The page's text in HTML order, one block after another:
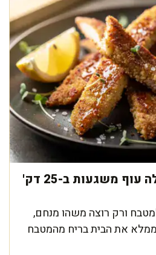
גיליתי רצועות פילה עוף משגעות ב-25 דק'
ורק רוצה משהו מנחם,
את הבית בריח מהמטבח